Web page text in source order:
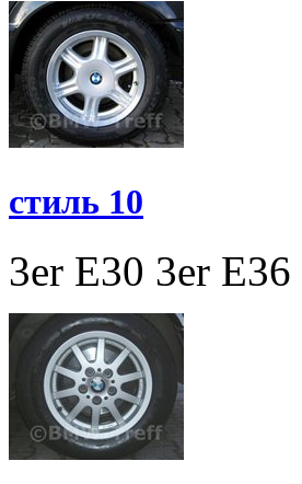
стиль 10
3er E30 3er E36